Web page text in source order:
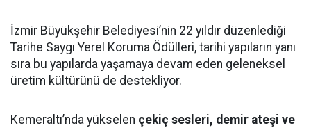
İzmir Büyükşehir Belediyesi’nin 22 yıldır düzenlediği
Tarihe Saygı Yerel Koruma Ödülleri, tarihi yapıların yanı
sıra bu yapılarda yaşamaya devam eden geleneksel
üretim kültürünü de destekliyor.
Kemeraltı’nda yükselen çekiç sesleri, demir ateşi ve